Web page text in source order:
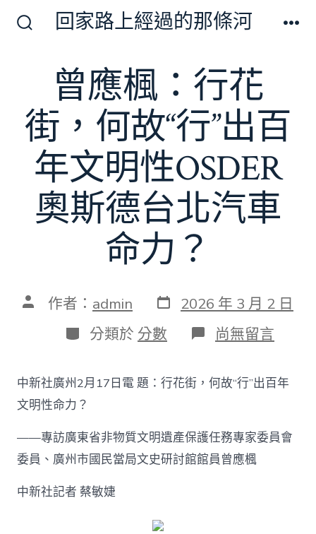
關
回家路上經過的那條河
曾應楓：行花
街，何故“行”出百
年文明性OSDER
奧斯德台北汽車
命力？
文 作者： admin 發
表
日
期
2026 年 3 月 2 日
分
類
分類於 分數 在
〈曾
楓：
行
何
故
“行”
尚無留言
中新社廣州2月17日電 題：行花街，何故“行”出百年
文明性命力？
——專訪廣東省非物質文明遺產保護任務專家委員會
委員、廣州市國民當局文史研討館館員曾應楓
中新社記者 蔡敏婕